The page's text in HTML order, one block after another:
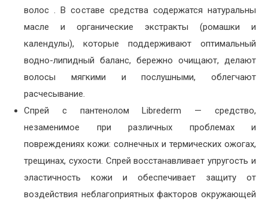
волос . В составе средства содержатся натуральны
масле и органические экстракты (ромашки и
календулы), которые поддерживают оптимальный
водно-липидный баланс, бережно очищают, делают
волосы мягкими и послушными, облегчают
расчесывание.
Спрей с пантенолом Librederm — средство,
незаменимое при различных проблемах и
повреждениях кожи: солнечных и термических ожогах,
трещинах, сухости. Спрей восстанавливает упругость и
эластичность кожи и обеспечивает защиту от
воздействия неблагоприятных факторов окружающей